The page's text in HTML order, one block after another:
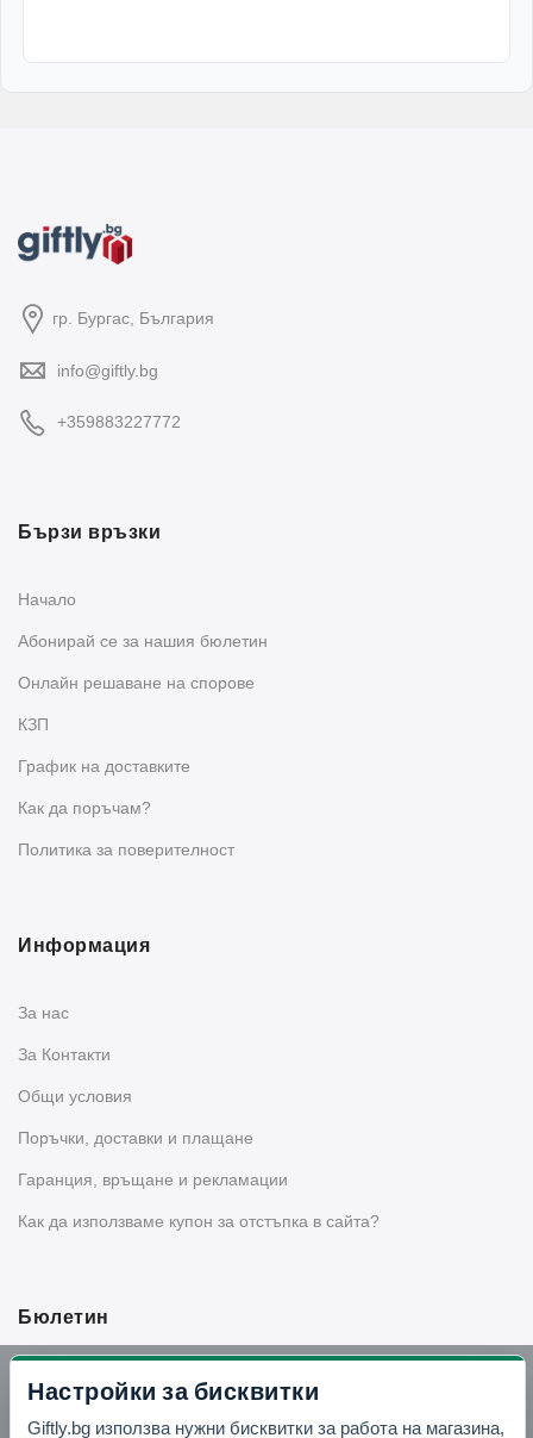
гр. Бургас, България
info@giftly.bg
+359883227772
Бързи връзки
Начало
Абонирай се за нашия бюлетин
Oнлайн решаване на спорове
КЗП
График на доставките
Как да поръчам?
Политика за поверителност
Информация
За нас
За Контакти
Общи условия
Поръчки, доставки и плащане
Гаранция, връщане и рекламации
Как да използваме купон за отстъпка в сайта?
Бюлетин
Вземи -10% отстъпка в Telegram
Настройки за бисквитки
Giftly.bg използва нужни бисквитки за работа на магазина,